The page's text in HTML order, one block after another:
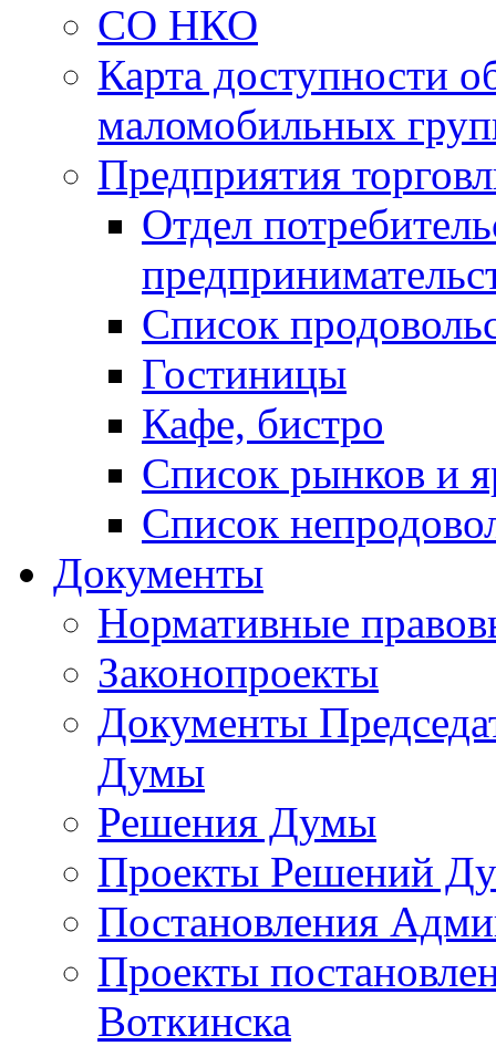
СО НКО
Карта доступности
маломобильных
Предприятия
Отдел
Список
Гостиницы
Кафе, бистро
Cписок рынков и
Список
Документы
Нормативные
Законопроекты
Документы
Думы
Решения Думы
Проекты Решений
Постановления
Проекты
Воткинска